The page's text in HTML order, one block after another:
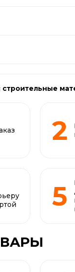
строительные